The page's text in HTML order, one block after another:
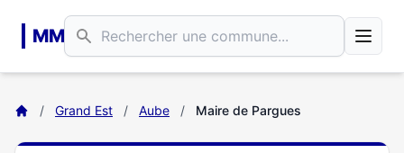
MM
/ Grand Est / Aube / Maire de Pargues